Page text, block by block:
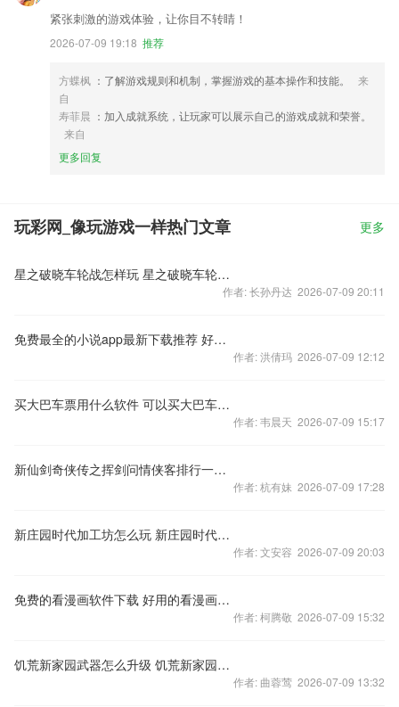
紧张刺激的游戏体验，让你目不转睛！
2026-07-09 19:18 推荐
方蝶枫 ：了解游戏规则和机制，掌握游戏的基本操作和技能。
来
自
寿菲晨 ：加入成就系统，让玩家可以展示自己的游戏成就和荣誉。
来自
更多回复
玩彩网_像玩游戏一样热门文章 更多
星之破晓车轮战怎样玩 星之破晓车轮战玩法介绍
作者: 长孙丹达 2026-07-09 20:11
免费最全的小说app最新下载推荐 好用的看小说软件有哪些
作者: 洪倩玛 2026-07-09 12:12
买大巴车票用什么软件 可以买大巴车票app合集
作者: 韦晨天 2026-07-09 15:17
新仙剑奇侠传之挥剑问情侠客排行一览 新仙剑奇侠传之挥剑问情哪些侠客厉害
作者: 杭有妹 2026-07-09 17:28
新庄园时代加工坊怎么玩 新庄园时代加工坊玩法介绍
作者: 文安容 2026-07-09 20:03
免费的看漫画软件下载 好用的看漫画软件大全推荐
作者: 柯腾敬 2026-07-09 15:32
饥荒新家园武器怎么升级 饥荒新家园武器升级方法分享
作者: 曲蓉莺 2026-07-09 13:32